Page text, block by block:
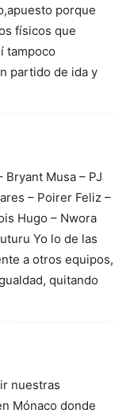
porque
físicos que
tampoco
partido de ida y
Bryant Musa – PJ
– Poirer Feliz –
Hugo – Nwora
Yo lo de las
a otros equipos,
quitando
nuestras
Mónaco donde